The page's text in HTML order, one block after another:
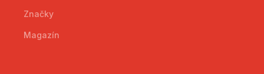
Značky
Magazín